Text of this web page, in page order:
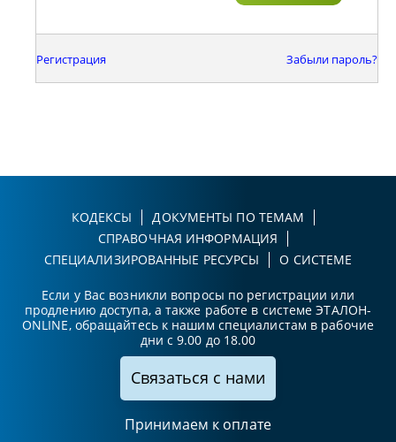
Регистрация Забыли пароль?
КОДЕКСЫ
ДОКУМЕНТЫ ПО ТЕМАМ
СПРАВОЧНАЯ ИНФОРМАЦИЯ
СПЕЦИАЛИЗИРОВАННЫЕ РЕСУРСЫ
О СИСТЕМЕ
Если у Вас возникли вопросы по регистрации или
продлению доступа, а также работе в системе ЭТАЛОН-
ONLINE, обращайтесь к нашим специалистам в рабочие
дни с 9.00 до 18.00
Связаться с нами
Принимаем к оплате